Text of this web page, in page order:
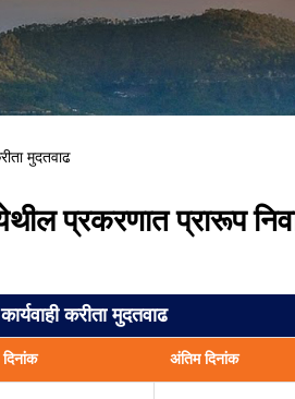
मुदतवाढ
प्रकरणात प्रारूप
करीता मुदतवाढ
दिनांक अंतिम दिनांक